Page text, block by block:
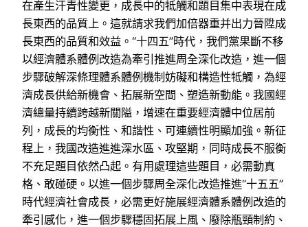
在產生汗青性變更，成長中的牴觸和題目集中表現在成
長東西的品質上。這就請求我們加倍器重并出力晉陞成
長東西的品質和效益。“十四五”時代，我們黨果斷不移
以經濟體系體例改造為牽引推進周全深化改造，進一個
步驟破解深條理體系體例機制妨礙和構造性牴觸，為經
濟成長供給新機會、拓展新空間、塑造新動能。我國經
濟總量持續跨越新關隘，增速在重要經濟體中位居前
列，成長的均衡性、和諧性、可連續性明顯加強。新征
程上，我國改造進進深水區、攻堅期，同時成長不服衡
不充足題目依然凸起。有用處理這些題目，必需動真
格、敢碰硬。以進一個步驟周全深化改造推進“十五五”
時代經濟社會成長，必需更好施展經濟體系體例改造的
牽引感化，進一個步驟穩固拓展上風、廢除瓶頸制約、